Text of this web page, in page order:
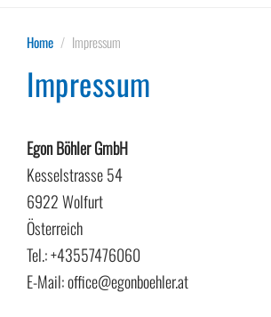
Home Impressum
Impressum
Egon Böhler GmbH
Kesselstrasse 54
6922 Wolfurt
Österreich
Tel.: +43557476060
E-Mail: office@egonboehler.at